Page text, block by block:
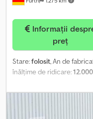
preț
Stare:folosit, An de
înălțime de ridicare:
,
61,5 kW (83,62 CP),
şasiului furcii:
,